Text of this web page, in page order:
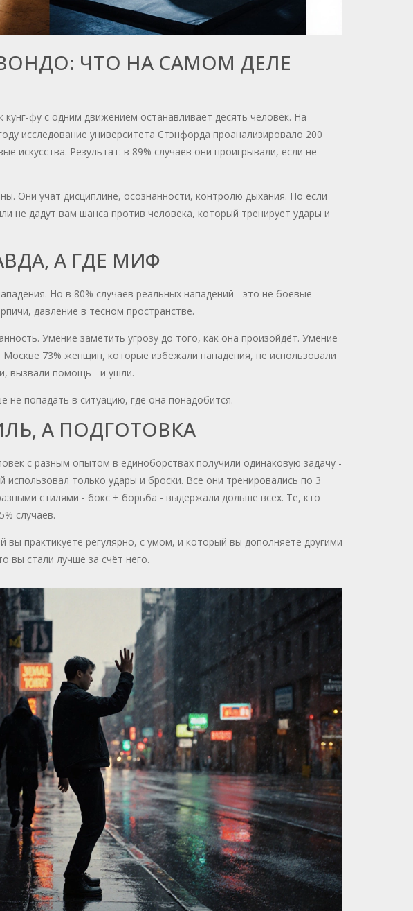
ЧТО НА САМОМ ДЕЛЕ
фу с одним движением останавливает десять человек. На
исследование университета Стэнфорда проанализировало 200
искусства. Результат: в 89% случаев они проигрывали, если не
Они учат дисциплине, осознанности, контролю дыхания. Но если
не дадут вам шанса против человека, который тренирует удары и
А ГДЕ МИФ
Но в 80% случаев реальных нападений - это не боевые
давление в тесном пространстве.
Умение заметить угрозу до того, как она произойдёт. Умение
73% женщин, которые избежали нападения, не использовали
вызвали помощь - и ушли.
не попадать в ситуацию, где она понадобится.
А ПОДГОТОВКА
с разным опытом в единоборствах получили одинаковую задачу -
только удары и броски. Все они тренировались по 3
стилями - бокс + борьба - выдержали дольше всех. Те, кто
случаев.
практикуете регулярно, с умом, и который вы дополняете другими
вы стали лучше за счёт него.